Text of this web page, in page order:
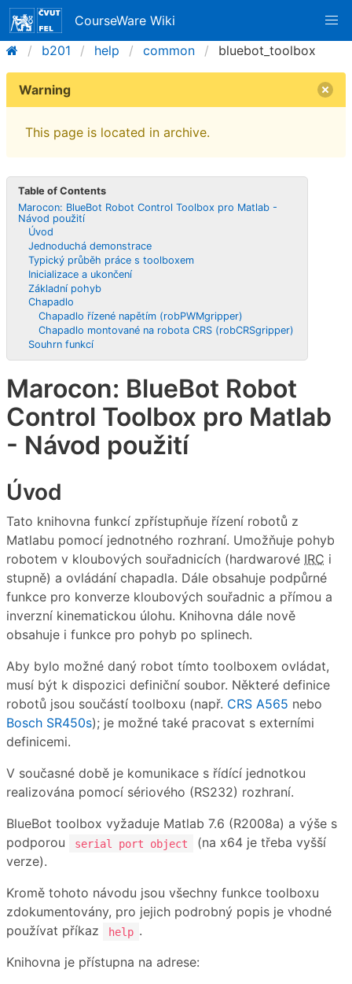
CourseWare Wiki
b201
help common bluebot_toolbox
Warning
This page is located in archive.
Table of Contents
Marocon: BlueBot Robot Control Toolbox pro Matlab -
Návod použití
Úvod
Jednoduchá demonstrace
Typický průběh práce s toolboxem
Inicializace a ukončení
Základní pohyb
Chapadlo
Chapadlo řízené napětím (robPWMgripper)
Chapadlo montované na robota CRS (robCRSgripper)
Souhrn funkcí
Marocon: BlueBot Robot
Control Toolbox pro Matlab
- Návod použití
Úvod
Tato knihovna funkcí zpřístupňuje řízení robotů z
Matlabu pomocí jednotného rozhraní. Umožňuje pohyb
robotem v kloubových souřadnicích (hardwarové IRC i
stupně) a ovládání chapadla. Dále obsahuje podpůrné
funkce pro konverze kloubových souřadnic a přímou a
inverzní kinematickou úlohu. Knihovna dále nově
obsahuje i funkce pro pohyb po splinech.
Aby bylo možné daný robot tímto toolboxem ovládat,
musí být k dispozici definiční soubor. Některé definice
robotů jsou součástí toolboxu (např. CRS A565 nebo
Bosch SR450s); je možné také pracovat s externími
definicemi.
V současné době je komunikace s řídící jednotkou
realizována pomocí sériového (RS232) rozhraní.
BlueBot toolbox vyžaduje Matlab 7.6 (R2008a) a výše s
podporou
serial port object
(na x64 je třeba vyšší
verze).
Kromě tohoto návodu jsou všechny funkce toolboxu
zdokumentovány, pro jejich podrobný popis je vhodné
používat příkaz
help .
Knihovna je přístupna na adrese: